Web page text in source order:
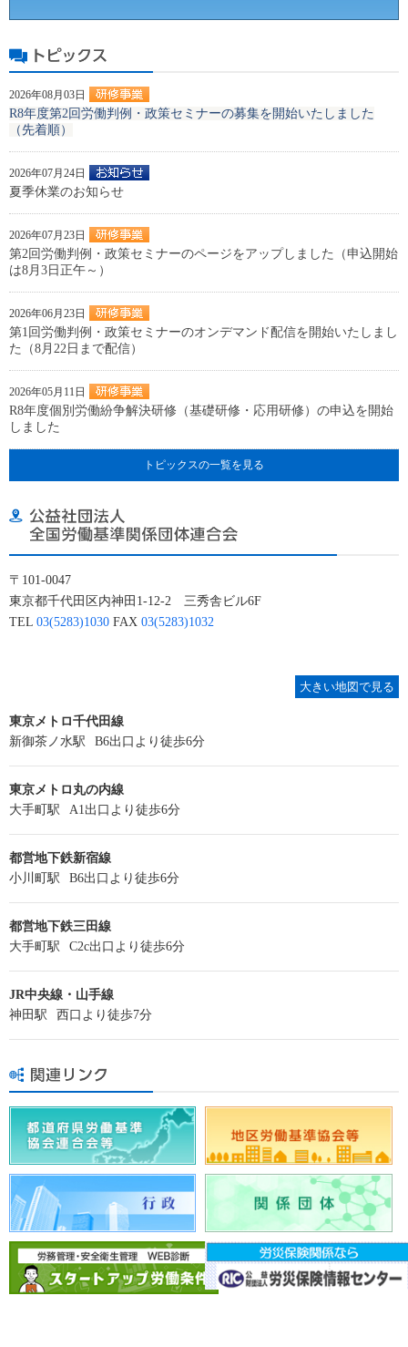
2026年08月03日
R8年度第2回労働判例・政策セミナーの募集を開始いたしました
（先着順）
2026年07月24日
夏季休業のお知らせ
2026年07月23日
第2回労働判例・政策セミナーのページをアップしました（申込開始
は8月3日正午～）
2026年06月23日
第1回労働判例・政策セミナーのオンデマンド配信を開始いたしまし
た（8月22日まで配信）
2026年05月11日
R8年度個別労働紛争解決研修（基礎研修・応用研修）の申込を開始
しました
トピックスの一覧を見る
〒101-0047
東京都千代田区内神田1-12-2 三秀舎ビル6F
TEL 03(5283)1030 FAX 03(5283)1032
大きい地図で見る
東京メトロ千代田線
新御茶ノ水駅
B6出口より徒歩6分
東京メトロ丸の内線
大手町駅
A1出口より徒歩6分
都営地下鉄新宿線
小川町駅
B6出口より徒歩6分
都営地下鉄三田線
大手町駅
C2c出口より徒歩6分
JR中央線・山手線
神田駅
西口より徒歩7分